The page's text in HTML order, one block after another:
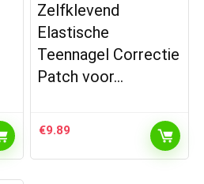
Zelfklevend
Elastische
Teennagel Correctie
Patch voor…
€9.89